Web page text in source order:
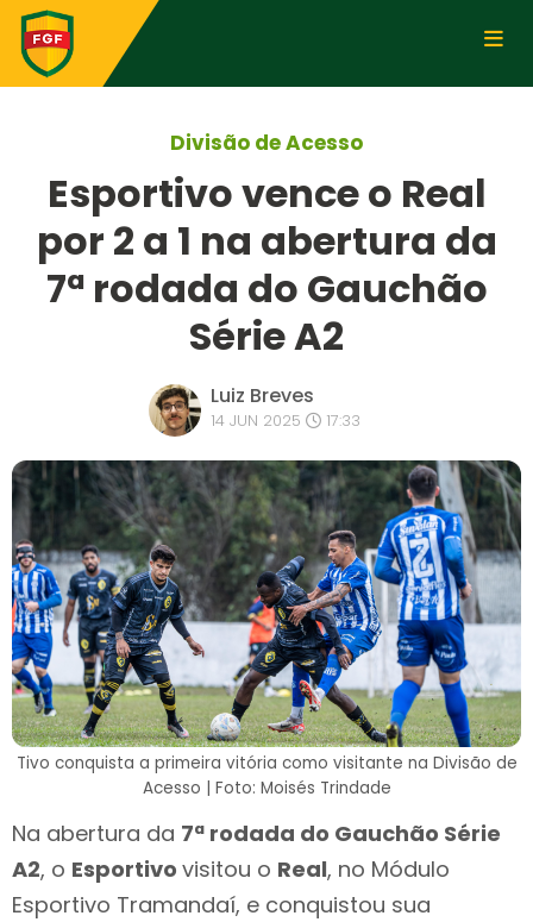
Divisão de Acesso
Esportivo vence o Real
por 2 a 1 na abertura da
7ª rodada do Gauchão
Série A2
Luiz Breves
14 JUN 2025 17:33
Tivo conquista a primeira vitória como visitante na Divisão de
Acesso | Foto: Moisés Trindade
Na abertura da 7ª rodada do Gauchão Série
A2, o Esportivo visitou o Real, no Módulo
Esportivo Tramandaí, e conquistou sua